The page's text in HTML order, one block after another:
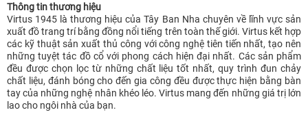
Thông tin thương hiệu
Virtus 1945 là thương hiệu của Tây Ban Nha chuyên về lĩnh vực sản
xuất đồ trang trí bằng đồng nổi tiếng trên toàn thế giới. Virtus kết hợp
các kỹ thuật sản xuất thủ công với công nghệ tiên tiến nhất, tạo nên
những tuyệt tác đồ cổ với phong cách hiện đại nhất. Các sản phẩm
đều được chọn lọc từ những chất liệu tốt nhất, quy trình đun chảy
chất liệu, đánh bóng cho đến gia công đều được thực hiện bằng bàn
tay của những nghệ nhân khéo léo. Virtus mang đến những giá trị lớn
lao cho ngôi nhà của bạn.